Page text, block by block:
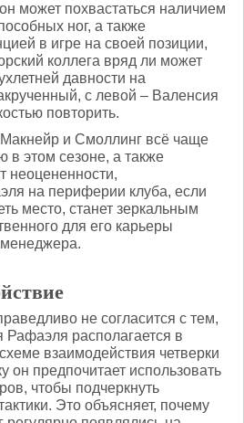
может похвастаться наличием
ног, а также
в игре на своей позиции,
коллега вряд ли может
давности на
с левой – Валенсия
повторить.
и Смоллинг всё чаще
в этом сезоне, а также
неоцененности,
на периферии клуба, если
место, станет зеркальным
для его карьеры
не согласится с тем,
Рафаэля располагается в
взаимодействия четверки
он предпочитает использовать
чтобы подчеркнуть
Это объясняет, почему